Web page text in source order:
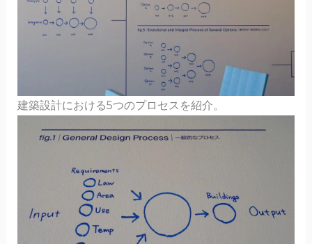
建築設計における5つのプロセスを紹介。